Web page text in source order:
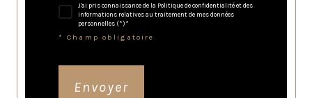
J'ai pris connaissance de la Politique de confidentialité et des
informations relatives au traitement de mes données
personnelles (*)*
* Champ obligatoire
Envoyer